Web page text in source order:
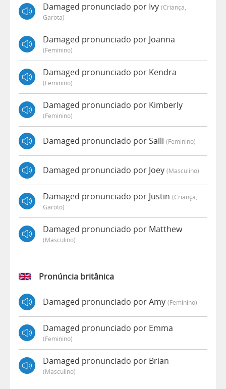
Damaged pronunciado por Ivy (criança,
Garota)
Damaged pronunciado por Joanna
(feminino)
Damaged pronunciado por Kendra
(feminino)
Damaged pronunciado por Kimberly
(feminino)
Damaged pronunciado por Salli (feminino)
Damaged pronunciado por Joey (masculino)
Damaged pronunciado por Justin (criança,
Garoto)
Damaged pronunciado por Matthew
(masculino)
Pronúncia britânica
Damaged pronunciado por Amy (feminino)
Damaged pronunciado por Emma
(feminino)
Damaged pronunciado por Brian
(masculino)